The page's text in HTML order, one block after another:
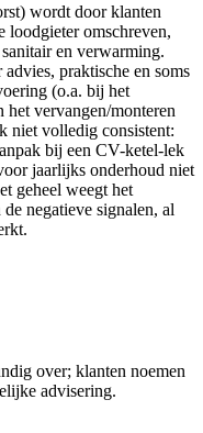
wordt door klanten
loodgieter omschreven,
en verwarming.
praktische en soms
(o.a. bij het
het vervangen/monteren
niet volledig consistent:
bij een CV-ketel-lek
jaarlijks onderhoud niet
geheel weegt het
negatieve signalen, al
over; klanten noemen
advisering.